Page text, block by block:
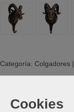
Categoría: Colgadores|
Cookies